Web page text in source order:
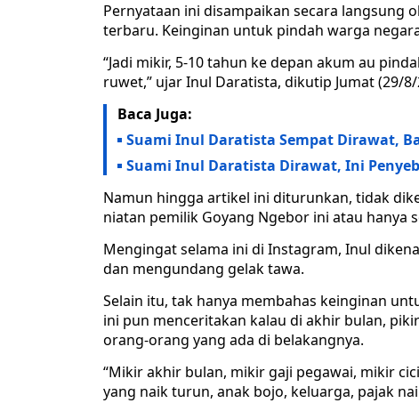
Pernyataan ini disampaikan secara langsung
terbaru. Keinginan untuk pindah warga
“Jadi mikir, 5-10 tahun ke depan akum au
ruwet,” ujar Inul Daratista, dikutip Jumat (29/8/
Baca Juga:
Suami Inul Daratista Sempat Dirawat,
Suami Inul Daratista Dirawat, Ini
Namun hingga artikel ini diturunkan, tidak
niatan pemilik Goyang Ngebor ini atau hanya
Mengingat selama ini di Instagram, Inul
dan mengundang gelak tawa.
Selain itu, tak hanya membahas keinginan
ini pun menceritakan kalau di akhir bulan,
orang-orang yang ada di belakangnya.
“Mikir akhir bulan, mikir gaji pegawai, mikir
yang naik turun, anak bojo, keluarga, pajak